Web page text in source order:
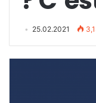
25.02.2021